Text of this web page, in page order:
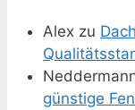
Alex zu
günstige